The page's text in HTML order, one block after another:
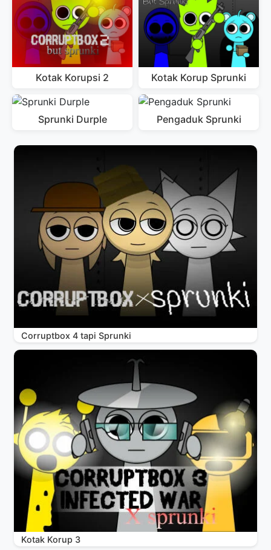
Kotak Korupsi 2 Kotak Korup Sprunki
Sprunki Durple Pengaduk Sprunki
Corruptbox 4 tapi Sprunki
Kotak Korup 3